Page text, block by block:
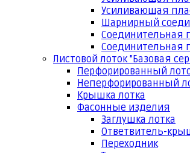
Усиливающая
Шарнирный
Соединительная
Соединительная
Листовой лоток "Базовая
Перфорированный
Неперфорированный
Крышка лотка
Фасонные изделия
Заглушка лотка
Ответвитель-
Переходник